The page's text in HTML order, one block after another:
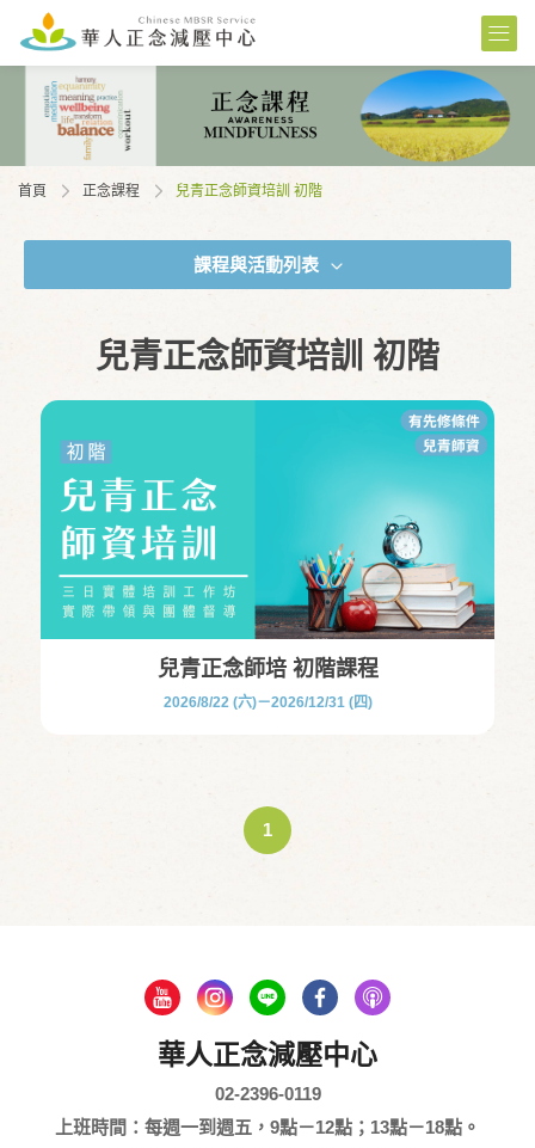
首頁 正念課程 兒青正念師資培訓 初階
課程與活動列表
兒青正念師資培訓 初階
兒青正念師培 初階課程
2026/8/22 (六)－2026/12/31 (四)
1
華人正念減壓中心
02-2396-0119
上班時間：每週一到週五，9點－12點；13點－18點。